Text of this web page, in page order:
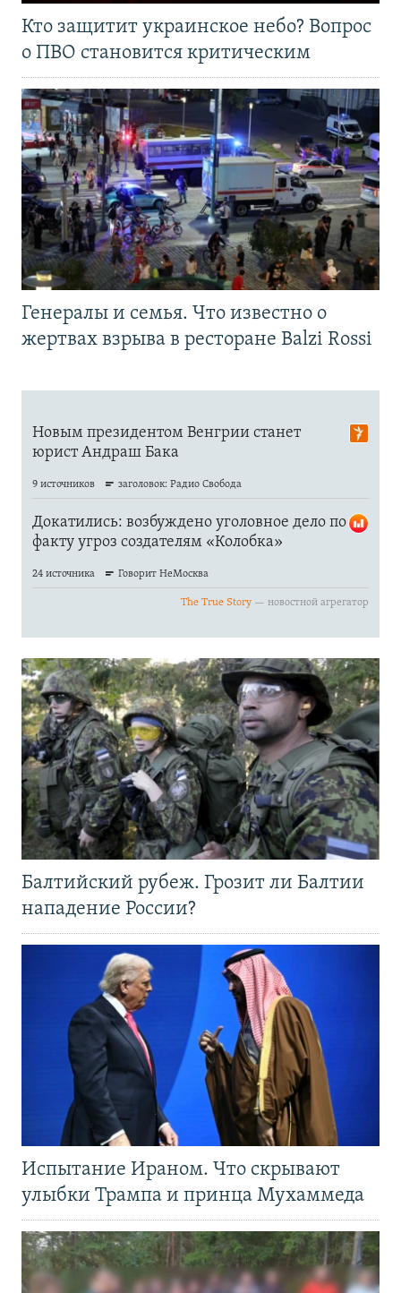
Кто защитит украинское небо? Вопрос
о ПВО становится критическим
Генералы и семья. Что известно о
жертвах взрыва в ресторане Balzi Rossi
Балтийский рубеж. Грозит ли Балтии
нападение России?
Испытание Ираном. Что скрывают
улыбки Трампа и принца Мухаммеда